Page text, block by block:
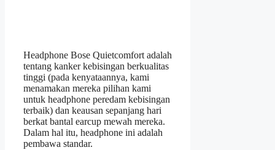
Headphone Bose Quietcomfort adalah
tentang kanker kebisingan berkualitas
tinggi (pada kenyataannya, kami
menamakan mereka pilihan kami
untuk headphone peredam kebisingan
terbaik) dan keausan sepanjang hari
berkat bantal earcup mewah mereka.
Dalam hal itu, headphone ini adalah
pembawa standar.